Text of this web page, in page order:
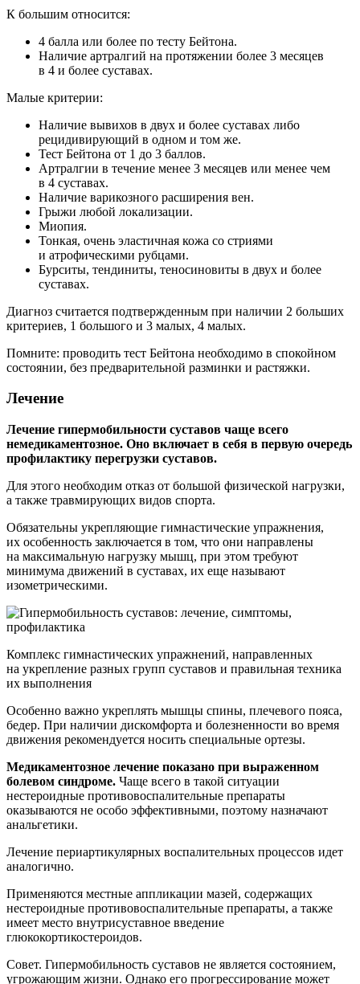
К большим относится:
4 балла или более по тесту Бейтона.
Наличие артралгий на протяжении более 3 месяцев
в 4 и более суставах.
Малые критерии:
Наличие вывихов в двух и более суставах либо
рецидивирующий в одном и том же.
Тест Бейтона от 1 до 3 баллов.
Артралгии в течение менее 3 месяцев или менее чем
в 4 суставах.
Наличие варикозного расширения вен.
Грыжи любой локализации.
Миопия.
Тонкая, очень эластичная кожа со стриями
и атрофическими рубцами.
Бурситы, тендиниты, теносиновиты в двух и более
суставах.
Диагноз считается подтвержденным при наличии 2 больших
критериев, 1 большого и 3 малых, 4 малых.
Помните: проводить тест Бейтона необходимо в спокойном
состоянии, без предварительной разминки и растяжки.
Лечение
Лечение гипермобильности суставов чаще всего
немедикаментозное. Оно включает в себя в первую очередь
профилактику перегрузки суставов.
Для этого необходим отказ от большой физической нагрузки,
а также травмирующих видов спорта.
Обязательны укрепляющие гимнастические упражнения,
их особенность заключается в том, что они направлены
на максимальную нагрузку мышц, при этом требуют
минимума движений в суставах, их еще называют
изометрическими.
Комплекс гимнастических упражнений, направленных
на укрепление разных групп суставов и правильная техника
их выполнения
Особенно важно укреплять мышцы спины, плечевого пояса,
бедер. При наличии дискомфорта и болезненности во время
движения рекомендуется носить специальные ортезы.
Медикаментозное лечение показано при выраженном
болевом синдроме. Чаще всего в такой ситуации
нестероидные противовоспалительные препараты
оказываются не особо эффективными, поэтому назначают
анальгетики.
Лечение периартикулярных воспалительных процессов идет
аналогично.
Применяются местные аппликации мазей, содержащих
нестероидные противовоспалительные препараты, а также
имеет место внутрисуставное введение
глюкокортикостероидов.
Совет. Гипермобильность суставов не является состоянием,
угрожающим жизни. Однако его прогрессирование может